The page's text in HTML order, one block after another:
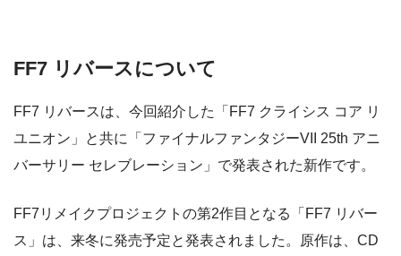
FF7 リバースについて
FF7 リバースは、今回紹介した「FF7 クライシス コア リ
ユニオン」と共に「ファイナルファンタジーVII 25th アニ
バーサリー セレブレーション」で発表された新作です。
FF7リメイクプロジェクトの第2作目となる「FF7 リバー
ス」は、来冬に発売予定と発表されました。原作は、CD